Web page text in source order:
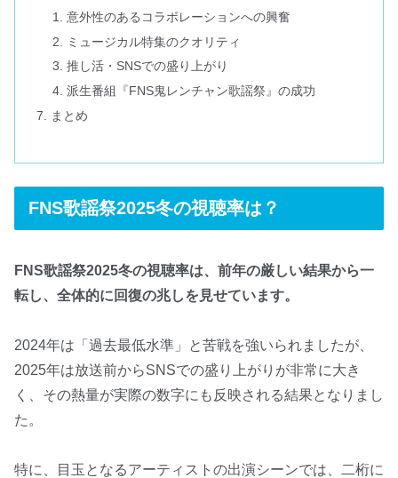
意外性のあるコラボレーションへの興奮
ミュージカル特集のクオリティ
推し活・SNSでの盛り上がり
派生番組『FNS鬼レンチャン歌謡祭』の成功
まとめ
FNS歌謡祭2025冬の視聴率は？
FNS歌謡祭2025冬の視聴率は、前年の厳しい結果から一
転し、全体的に回復の兆しを見せています。
2024年は「過去最低水準」と苦戦を強いられましたが、
2025年は放送前からSNSでの盛り上がりが非常に大き
く、その熱量が実際の数字にも反映される結果となりまし
た。
特に、目玉となるアーティストの出演シーンでは、二桁に